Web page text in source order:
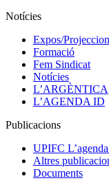
Notícies
Expos/
Formació
Fem Sindicat
Notícies
L’ARGÈNTICA
L’AGENDA ID
Publicacions
UPIFC
Altres
Documents